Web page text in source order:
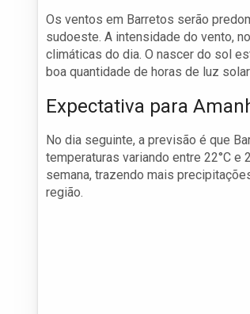
Os ventos em Barretos serão
sudoeste. A intensidade do vento,
climáticas do dia. O nascer do sol
boa quantidade de horas de luz
Expectativa para
No dia seguinte, a previsão é que
temperaturas variando entre 22°C e
semana, trazendo mais
região.